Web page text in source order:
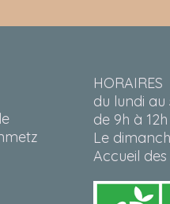
HORAIRES
du lundi au
de 9h à
Le
Accueil